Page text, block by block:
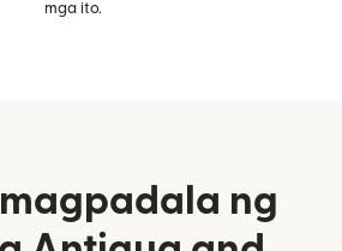
mga ito.
magpadala ng